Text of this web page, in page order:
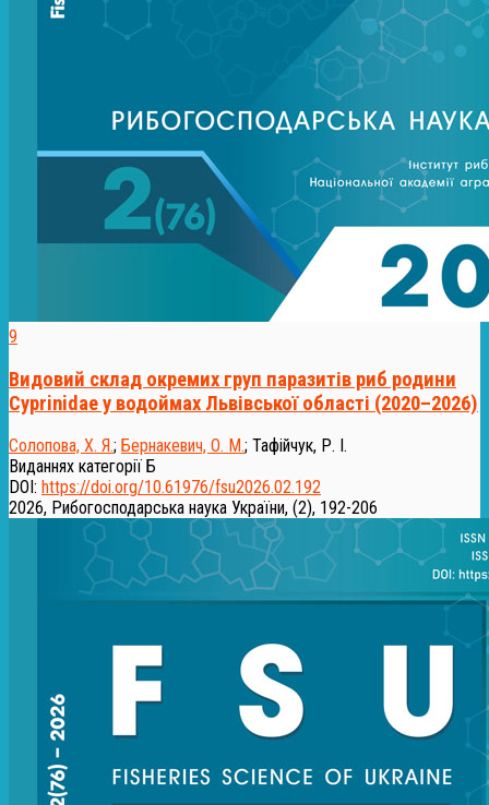
9
Видовий склад окремих груп паразитів риб родини
Cyprinidae у водоймах Львівської області (2020–2026)
Солопова, Х. Я.; Бернакевич, О. М.; Тафійчук, Р. І.
Виданнях категорії Б
DOI: https://doi.org/10.61976/fsu2026.02.192
2026, Рибогосподарська наука України, (2), 192-206